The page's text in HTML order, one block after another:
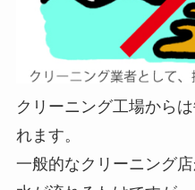
クリーニング工場から
れます。
一般的なクリーニング